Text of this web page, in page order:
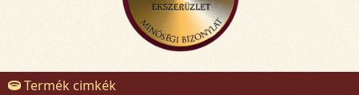
Termék cimkék